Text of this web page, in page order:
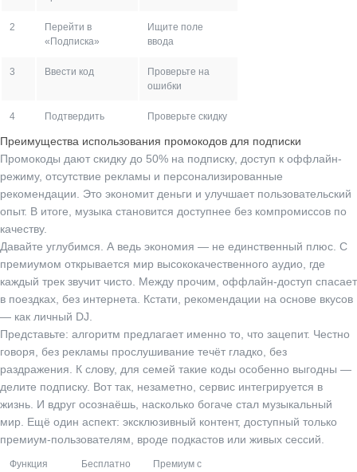
2
Перейти в
«Подписка»
Ищите поле
ввода
3 Ввести код
Проверьте на
ошибки
4 Подтвердить Проверьте скидку
Преимущества использования промокодов для подписки
Промокоды дают скидку до 50% на подписку, доступ к оффлайн-
режиму, отсутствие рекламы и персонализированные
рекомендации. Это экономит деньги и улучшает пользовательский
опыт. В итоге, музыка становится доступнее без компромиссов по
качеству.
Давайте углубимся. А ведь экономия — не единственный плюс. С
премиумом открывается мир высококачественного аудио, где
каждый трек звучит чисто. Между прочим, оффлайн-доступ спасает
в поездках, без интернета. Кстати, рекомендации на основе вкусов
— как личный DJ.
Представьте: алгоритм предлагает именно то, что зацепит. Честно
говоря, без рекламы прослушивание течёт гладко, без
раздражения. К слову, для семей такие коды особенно выгодны —
делите подписку. Вот так, незаметно, сервис интегрируется в
жизнь. И вдруг осознаёшь, насколько богаче стал музыкальный
мир. Ещё один аспект: эксклюзивный контент, доступный только
премиум-пользователям, вроде подкастов или живых сессий.
Функция Бесплатно
Премиум с